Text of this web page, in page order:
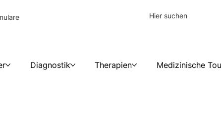
Diagnostik Therapien Medizinische